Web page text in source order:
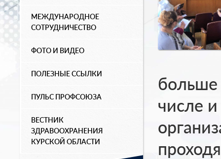
МЕЖДУНАРОДНОЕ
СОТРУДНИЧЕСТВО
ФОТО И ВИДЕО
ПОЛЕЗНЫЕ ССЫЛКИ
ПУЛЬС ПРОФСОЮЗА
ВЕСТНИК
ЗДРАВООХРАНЕНИЯ
КУРСКОЙ ОБЛАСТИ
больше
числе